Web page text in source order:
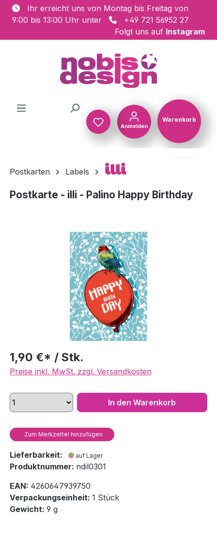
Zum Hauptinhalt springen
Ihr erreicht uns von Montag bis Freitag von
9:00 bis 13:00 Uhr unter
+49 721 56952 27
Folgt uns auf Instagram
Anmelden
Warenkorb
Postkarten Labels illi
Postkarte - illi - Palino Happy Birthday
Bildergalerie überspringen
1,90 €* / Stk.
Preise inkl. MwSt. zzgl. Versandkosten
In den Warenkorb
Zum Merkzettel hinzufügen
Lieferbarkeit: auf Lager
Produktnummer: ndil0301
EAN: 4260647939750
Verpackungseinheit: 1 Stück
Gewicht: 9 g